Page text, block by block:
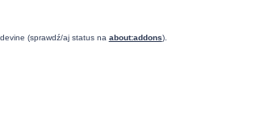
(sprawdź/aj status na about:addons).